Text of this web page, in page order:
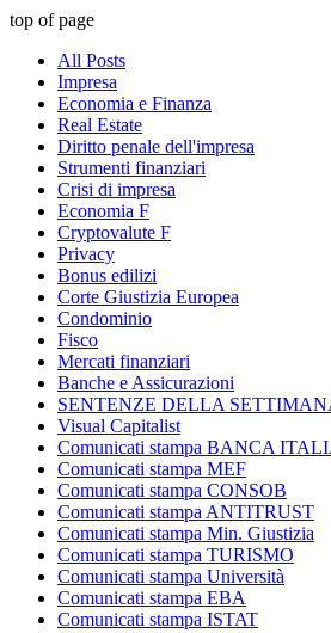
top of page
All Posts
Impresa
Economia e Finanza
Real Estate
Diritto penale dell'impresa
Strumenti finanziari
Crisi di impresa
Economia F
Cryptovalute F
Privacy
Bonus edilizi
Corte Giustizia Europea
Condominio
Fisco
Mercati finanziari
Banche e Assicurazioni
SENTENZE DELLA
Visual Capitalist
Comunicati stampa BANCA
Comunicati stampa MEF
Comunicati stampa CONSOB
Comunicati stampa ANTITRUST
Comunicati stampa Min. Giustizia
Comunicati stampa TURISMO
Comunicati stampa Università
Comunicati stampa EBA
Comunicati stampa ISTAT